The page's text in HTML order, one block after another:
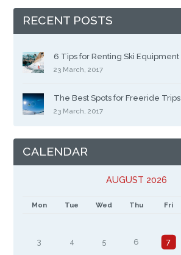
RECENT POSTS
6 Tips for Renting Ski Equipment
23 March, 2017
The Best Spots for Freeride Trips
23 March, 2017
CALENDAR
AUGUST 2026
Mon Tue Wed Thu Fri
3
4 5 6 7